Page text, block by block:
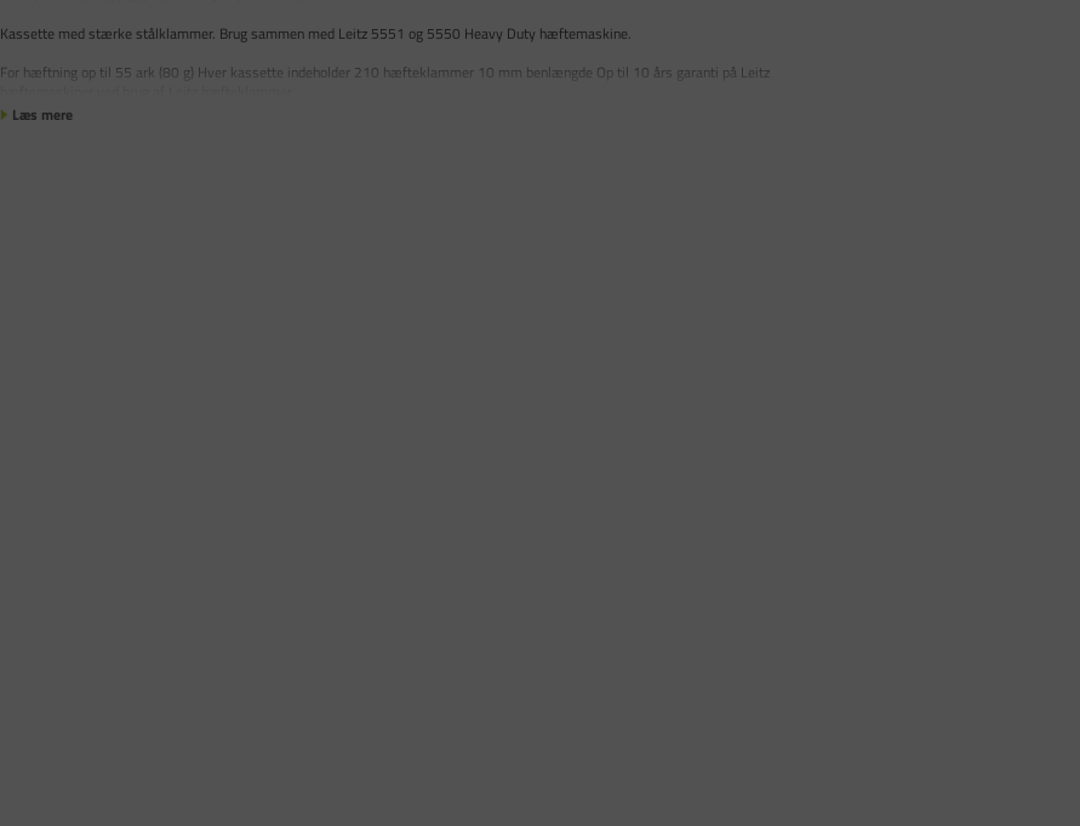
Kassette med stærke stålklammer. Brug sammen med Leitz 5551 og 5550 Heavy Duty hæftemaskine.
For hæftning op til 55 ark (80 g) Hver kassette indeholder 210 hæfteklammer 10 mm benlængde Op til 10 års garanti på Leitz
Læs mere